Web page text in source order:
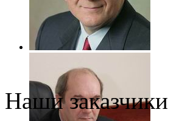
Наши заказчики